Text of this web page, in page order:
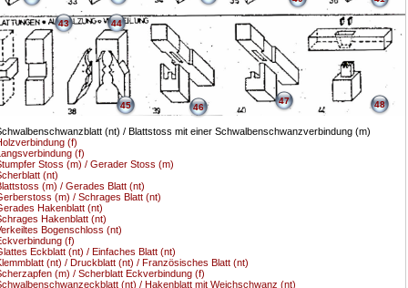
(nt) / Blattstoss mit einer Schwalbenschwanzverbindung (m)
(f)
(f)
Stoss (m) / Gerader Stoss (m)
(nt)
(m) / Gerades Blatt (nt)
(m) / Schrages Blatt (nt)
Hakenblatt (nt)
Hakenblatt (nt)
Bogenschloss (nt)
(f)
Eckblatt (nt) / Einfaches Blatt (nt)
(nt) / Druckblatt (nt) / Französisches Blatt (nt)
(m) / Scherblatt Eckverbindung (f)
(nt) / Hakenblatt mit Weichschwanz (nt)
43 44
45 46
47 48